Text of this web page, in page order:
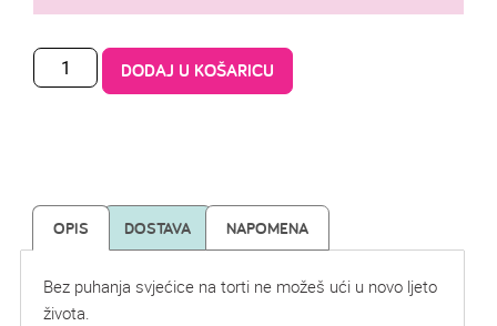
DODAJ U KOŠARICU
OPIS DOSTAVA NAPOMENA
Bez puhanja svjećice na torti ne možeš ući u novo ljeto
života.